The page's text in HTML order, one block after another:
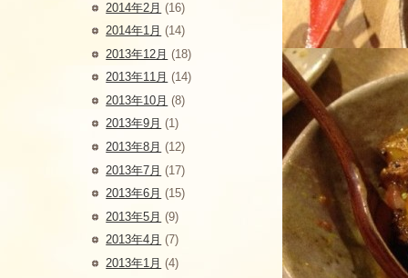
2014年2月 (16)
2014年1月 (14)
2013年12月 (18)
2013年11月 (14)
2013年10月 (8)
2013年9月 (1)
2013年8月 (12)
2013年7月 (17)
2013年6月 (15)
2013年5月 (9)
2013年4月 (7)
2013年1月 (4)